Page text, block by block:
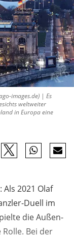
images.de) | Es
weltweiter
in Europa eine
2021 Olaf
Duell im
die Außen-
Bei der